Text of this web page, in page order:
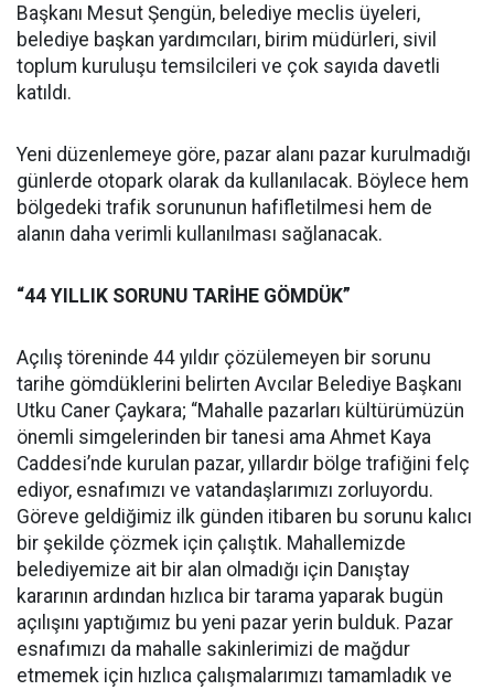
Başkanı Mesut Şengün, belediye meclis üyeleri,
belediye başkan yardımcıları, birim müdürleri, sivil
toplum kuruluşu temsilcileri ve çok sayıda davetli
katıldı.
Yeni düzenlemeye göre, pazar alanı pazar kurulmadığı
günlerde otopark olarak da kullanılacak. Böylece hem
bölgedeki trafik sorununun hafifletilmesi hem de
alanın daha verimli kullanılması sağlanacak.
“44 YILLIK SORUNU TARİHE GÖMDÜK”
Açılış töreninde 44 yıldır çözülemeyen bir sorunu
tarihe gömdüklerini belirten Avcılar Belediye Başkanı
Utku Caner Çaykara; “Mahalle pazarları kültürümüzün
önemli simgelerinden bir tanesi ama Ahmet Kaya
Caddesi’nde kurulan pazar, yıllardır bölge trafiğini felç
ediyor, esnafımızı ve vatandaşlarımızı zorluyordu.
Göreve geldiğimiz ilk günden itibaren bu sorunu kalıcı
bir şekilde çözmek için çalıştık. Mahallemizde
belediyemize ait bir alan olmadığı için Danıştay
kararının ardından hızlıca bir tarama yaparak bugün
açılışını yaptığımız bu yeni pazar yerin bulduk. Pazar
esnafımızı da mahalle sakinlerimizi de mağdur
etmemek için hızlıca çalışmalarımızı tamamladık ve